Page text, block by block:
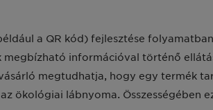
a QR kód) fejlesztése
megbízható információval történő
megtudhatja, hogy egy termék
ökológiai lábnyoma. Összességében